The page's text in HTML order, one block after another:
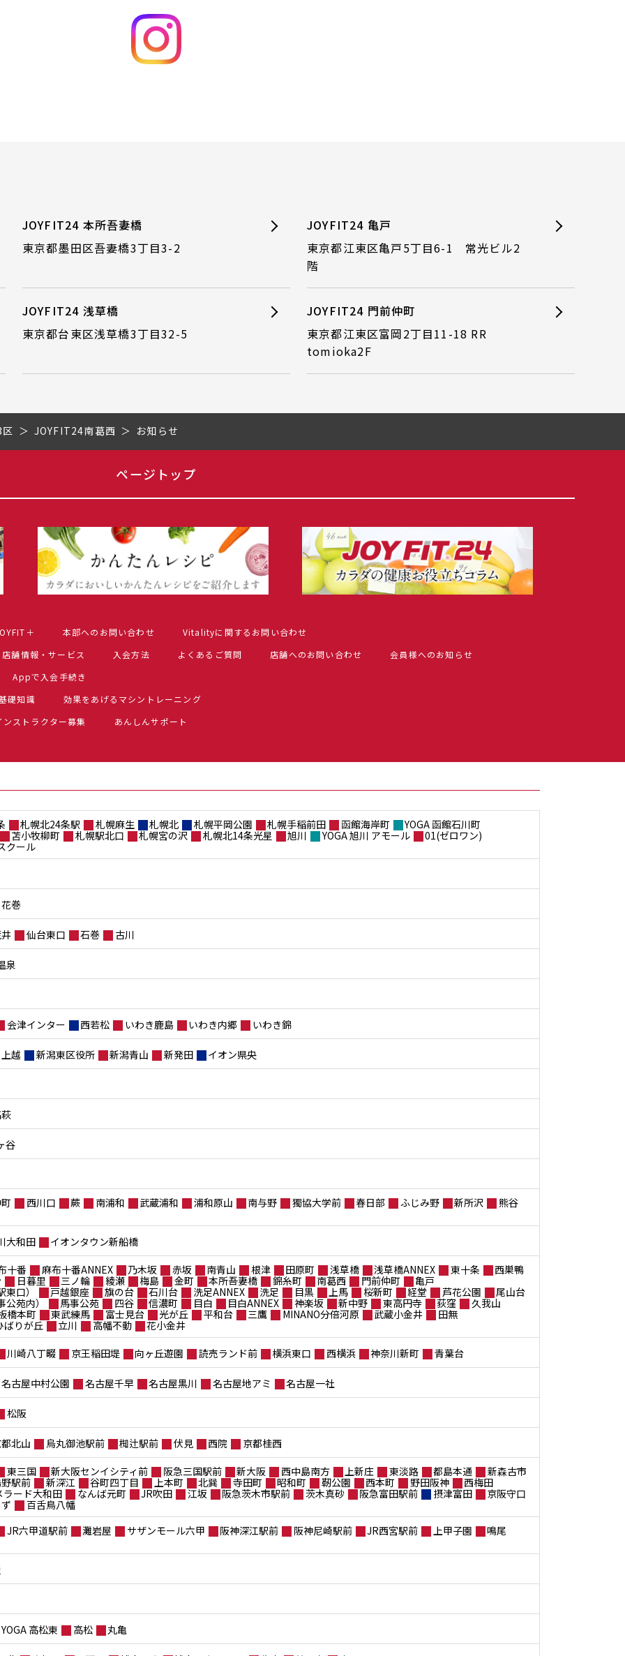
JOYFIT24 本所吾妻橋
東京都墨田区吾妻橋3丁目3-2
JOYFIT24 亀戸
東京都江東区亀戸5丁目6-1 常光ビル2
階
JOYFIT24 浅草橋
東京都台東区浅草橋3丁目32-5
JOYFIT24 門前仲町
東京都江東区富岡2丁目11-18 RR
tomioka2F
JOYFIT24南葛西 お知らせ
ページトップ
＋ 本部へのお問い合わせ
Vitalityに関するお問い合わせ
店舗情報・サービス 入会方法 よくあるご質問 店舗へのお問い合わせ
会員様へのお知らせ
Appで入会手続き
礎知識
効果をあげるマシントレーニング
ンストラクター募集 あんしんサポート
札幌北24条駅 札幌麻生 札幌北 札幌平岡公園 札幌手稲前田 函館海岸町
YOGA 函館石川町
苫小牧柳町 札幌駅北口 札幌宮の沢 札幌北14条光星 旭川 YOGA 旭川 アモール
01(ゼロワン)
クール
花巻
仙台東口 石巻 古川
泉
会津インター 西若松 いわき鹿島 いわき内郷 いわき錦
上越 新潟東区役所 新潟青山 新発田 イオン県央
谷
西川口 蕨 南浦和 武蔵浦和 浦和原山 南与野 獨協大学前 春日部 ふじみ野 新所沢
熊谷
大和田 イオンタウン新船橋
十番 麻布十番ANNEX 乃木坂 赤坂 南青山 根津 田原町 浅草橋 浅草橋ANNEX 東十条
西巣鴨
日暮里 三ノ輪 綾瀬 梅島 金町 本所吾妻橋 錦糸町 南葛西 門前仲町
亀戸
口）
戸越銀座 旗の台 石川台 洗足ANNEX 洗足 目黒 上馬 桜新町 経堂 芦花公園
尾山台
公苑内）
馬事公苑 四谷 信濃町 目白 目白ANNEX 神楽坂 新中野 東高円寺 荻窪
久我山
橋本町 東武練馬 富士見台 光が丘 平和台 三鷹 MINANO分倍河原 武蔵小金井
田無
ばりが丘
立川 高幡不動
花小金井
川崎八丁畷 京王稲田堤 向ヶ丘遊園 読売ランド前 横浜東口 西横浜 神奈川新町 青葉台
名古屋中村公園 名古屋千早 名古屋黒川 名古屋地アミ 名古屋一社
松阪
北山 烏丸御池駅前 椥辻駅前 伏見 西院 京都桂西
東三国 新大阪センイシティ前 阪急三国駅前 新大阪 西中島南方 上新庄 東淡路 都島本通
新森古市
駅前 新深江 谷町四丁目 上本町 北巽 寺田町 昭和町 靭公園 西本町 野田阪神
西梅田
ラード大和田 なんば元町 JR吹田 江坂 阪急茨木市駅前 茨木真砂 阪急富田駅前 摂津富田
京阪守口
百舌鳥八幡
JR六甲道駅前 灘岩屋 サザンモール六甲 阪神深江駅前 阪神尼崎駅前 JR西宮駅前 上甲子園
鳴尾
YOGA 高松東 高松 丸亀